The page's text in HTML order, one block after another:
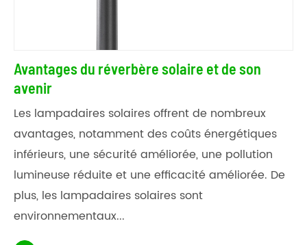
Avantages du réverbère solaire et de son
avenir
Les lampadaires solaires offrent de nombreux
avantages, notamment des coûts énergétiques
inférieurs, une sécurité améliorée, une pollution
lumineuse réduite et une efficacité améliorée. De
plus, les lampadaires solaires sont
environnementaux...